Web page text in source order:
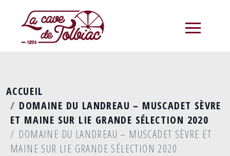
ACCUEIL
DOMAINE DU LANDREAU – MUSCADET SÈVRE
ET MAINE SUR LIE GRANDE SÉLECTION 2020
DOMAINE DU LANDREAU – MUSCADET SÈVRE ET
MAINE SUR LIE GRANDE SÉLECTION 2020